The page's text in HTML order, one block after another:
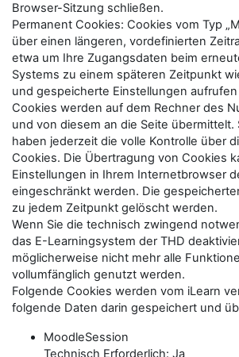
Browser-Sitzung schließen.
Permanent Cookies: Cookies vom Typ
über einen längeren, vordefinierten
etwa um Ihre Zugangsdaten beim
Systems zu einem späteren Zeitpunkt
und gespeicherte Einstellungen
Cookies werden auf dem Rechner des
und von diesem an die Seite übermittelt.
haben jederzeit die volle Kontrolle über
Cookies. Die Übertragung von Cookies
Einstellungen in Ihrem Internetbrowser
eingeschränkt werden. Die
zu jedem Zeitpunkt gelöscht werden.
Wenn Sie die technisch zwingend
das E-Learningsystem der THD
möglicherweise nicht mehr alle
vollumfänglich genutzt werden.
Folgende Cookies werden vom iLearn
folgende Daten darin gespeichert und
MoodleSession
Technisch Erforderlich: Ja